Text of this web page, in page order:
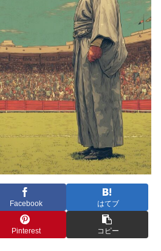
Facebook はてブ
Pinterest コピー